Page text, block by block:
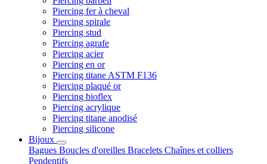
Piercing fer à cheval
Piercing spirale
Piercing stud
Piercing agrafe
Piercing acier
Piercing en or
Piercing titane ASTM F136
Piercing plaqué or
Piercing bioflex
Piercing acrylique
Piercing titane anodisé
Piercing silicone
Bijoux
Bagues Boucles d'oreilles Bracelets Chaînes et colliers
Pendentifs